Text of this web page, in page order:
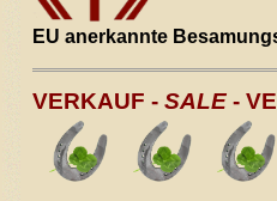
Unsere Zuchtstuten
Verkaufspferde
Kontakt / Anfahrt
EU anerkannte
VERKAUF - SALE-